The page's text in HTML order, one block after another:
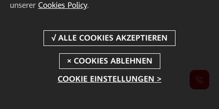
unserer Cookies Policy.
COOKIE EINSTELLUNGEN >